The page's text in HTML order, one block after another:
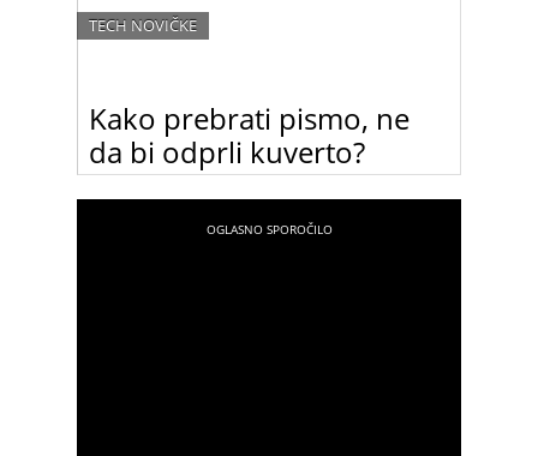
Kako prebrati pismo, ne
da bi odprli kuverto?
TECH NOVIČKE
pokukate v kuverto, ne da bi jo pred tem odprli…